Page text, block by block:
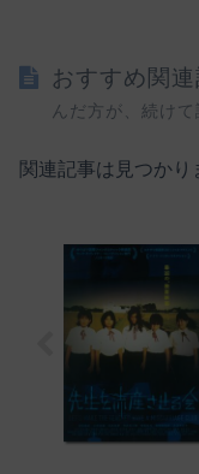
おすすめ関
んだ方が、続けて
関連記事は見つかり